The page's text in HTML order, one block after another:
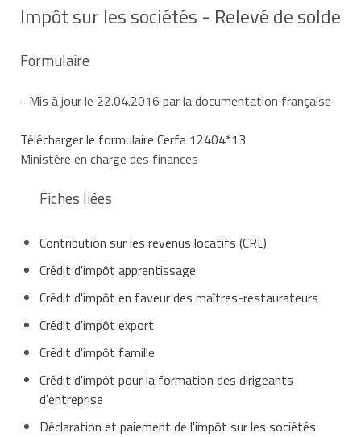
Impôt sur les sociétés - Relevé de solde
Formulaire
- Mis à jour le 22.04.2016 par la documentation française
Télécharger le formulaire Cerfa 12404*13
Ministère en charge des finances
Fiches liées
Contribution sur les revenus locatifs (CRL)
Crédit d'impôt apprentissage
Crédit d'impôt en faveur des maîtres-restaurateurs
Crédit d'impôt export
Crédit d'impôt famille
Crédit d'impôt pour la formation des dirigeants
d'entreprise
Déclaration et paiement de l'impôt sur les sociétés